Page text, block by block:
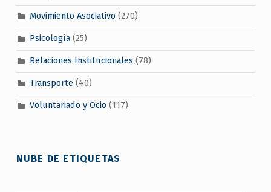
Movimiento Asociativo (270)
Psicología(25)
Relaciones Institucionales (78)
Transporte(40)
Voluntariado y Ocio (117)
NUBE DE ETIQUETAS